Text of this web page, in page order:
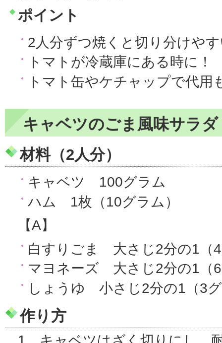
ポイント
2人分ずつ焼くと切り分けや
トマトが冷蔵庫にある時に！
トマト缶やケチャップで代用
キャベツのごま風味サラダ
材料（2人分）
キャベツ 100グラム
ハム 1枚（10グラム）
【A】
白すりごま 大さじ2分の1（
マヨネーズ 大さじ2分の1（
しょうゆ 小さじ2分の1（3
作り方